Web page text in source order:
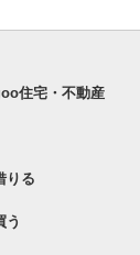
住宅・不動産
りる
う